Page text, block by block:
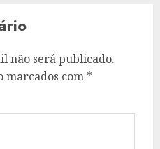
não será publicado.
marcados com *